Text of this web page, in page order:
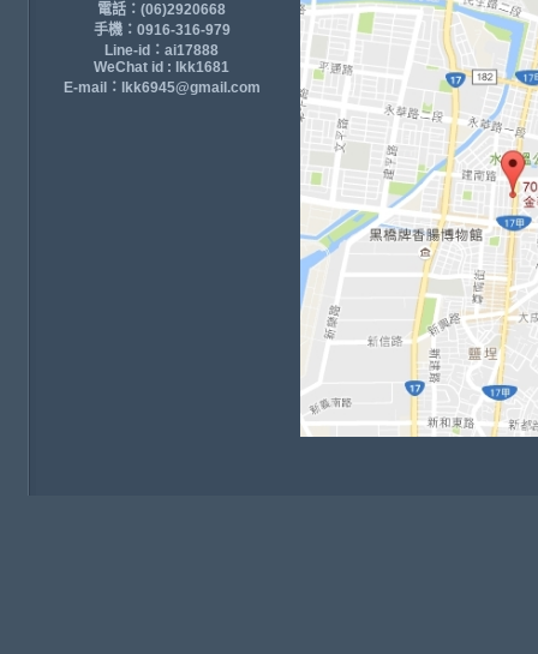
電話：(06)2920668
手機：0916-316-979
Line-id：ai17888
WeChat id : lkk1681
E-mail：lkk6945@gmail.com